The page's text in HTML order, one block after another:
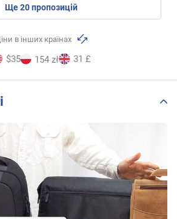
ще20пропозицій
в інших країнах
$35 154 zł 31 £